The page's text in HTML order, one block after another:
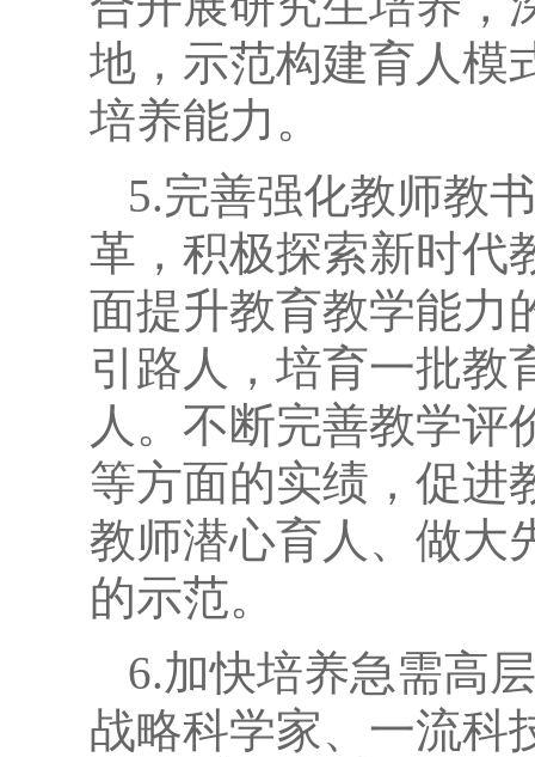
地，示范构建育人模
培养能力。
5.完善强化教师教
革，积极探索新时代
面提升教育教学能力
引路人，培育一批教
人。不断完善教学评
等方面的实绩，促进
教师潜心育人、做大
的示范。
6.加快培养急需高
战略科学家、一流科